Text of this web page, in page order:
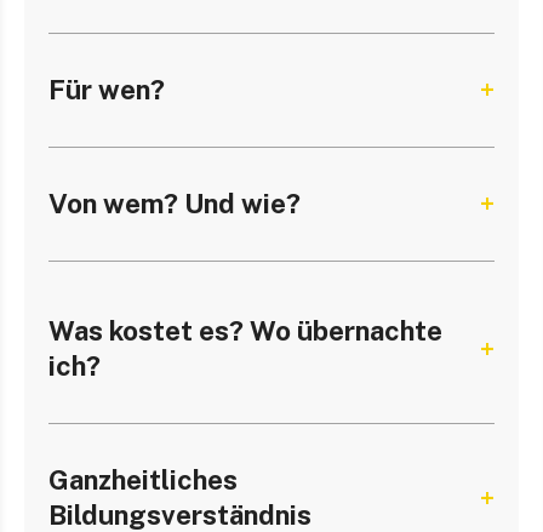
Für wen?
Von wem? Und wie?
Was kostet es? Wo übernachte
ich?
Ganzheitliches
Bildungsverständnis